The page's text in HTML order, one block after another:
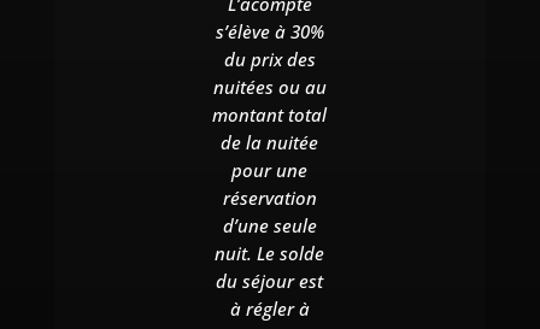
s’élève à 30%
du prix des
nuitées ou au
montant total
de la nuitée
pour une
réservation
d’une seule
nuit. Le solde
du séjour est
à régler à